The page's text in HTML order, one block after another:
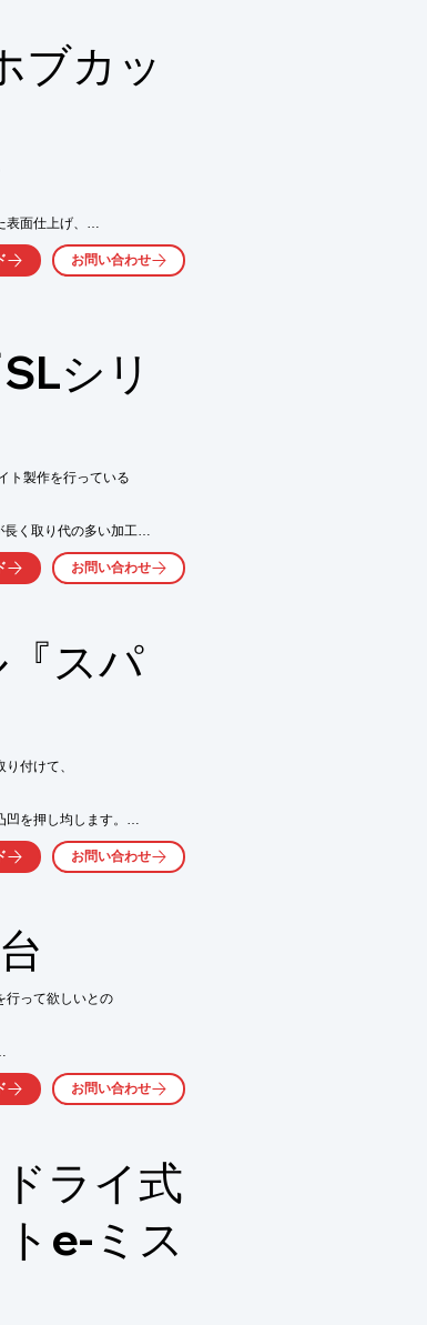
ンアップ
対応）
ブカッ
面仕上げ、
PCBN工具などの
お問い合わせ
シリ
ト製作を行っている
く取り代の多い加工
意。
インアップしております。
せ下さい。
お問い合わせ
スパ
付けて、
を押し均します。
向上するため、コストダウン
お問い合わせ
行って欲しいとの
せ下さい。
お問い合わせ
ライ式
e-ミス